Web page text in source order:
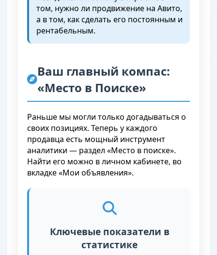
том, нужно ли продвижение на Авито,
а в том, как сделать его постоянным и
рентабельным.
Ваш главный компас:
«Место в Поиске»
Раньше мы могли только догадываться о
своих позициях. Теперь у каждого
продавца есть мощный инструмент
аналитики — раздел «Место в поиске».
Найти его можно в личном кабинете, во
вкладке «Мои объявления».
Ключевые показатели в
статистике